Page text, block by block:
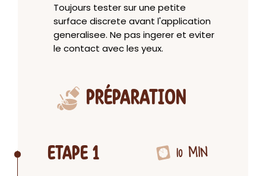
Toujours tester sur une petite
surface discrete avant l'application
generalisee. Ne pas ingerer et eviter
le contact avec les yeux.
PRÉPARATION
ETAPE 1 10 MIN